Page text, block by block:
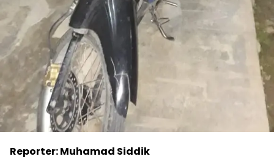
Reporter: Muhamad Siddik